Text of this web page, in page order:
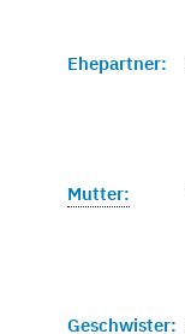
Ehepartner:
Mutter:
Geschwister: